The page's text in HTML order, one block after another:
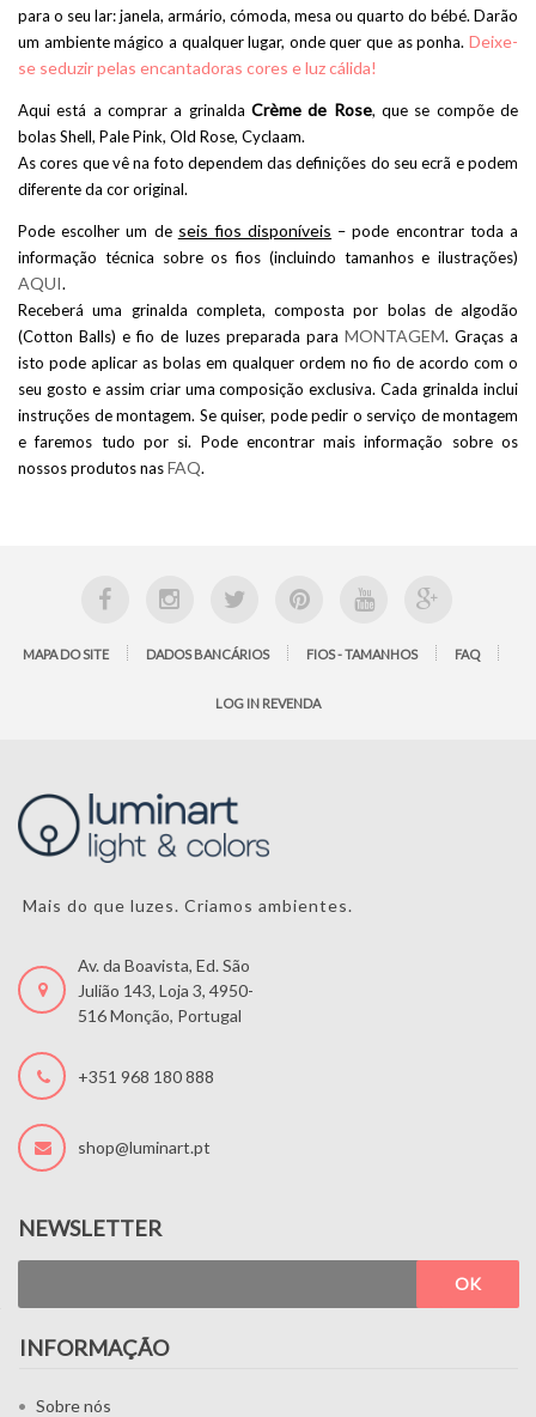
para o seu lar: janela, armário, cómoda, mesa ou quarto do bébé. Darão
um ambiente mágico a qualquer lugar, onde quer que as ponha. Deixe-
se seduzir pelas encantadoras cores e luz cálida!
Aqui está a comprar a grinalda Crème de Rose, que se compõe de
bolas Shell, Pale Pink, Old Rose, Cyclaam.
As cores que vê na foto dependem das definições do seu ecrã e podem
diferente da cor original.
Pode escolher um de seis fios disponíveis – pode encontrar toda a
informação técnica sobre os fios (incluindo tamanhos e ilustrações)
AQUI.
Receberá uma grinalda completa, composta por bolas de algodão
(Cotton Balls) e fio de luzes preparada para MONTAGEM. Graças a
isto pode aplicar as bolas em qualquer ordem no fio de acordo com o
seu gosto e assim criar uma composição exclusiva. Cada grinalda inclui
instruções de montagem. Se quiser, pode pedir o serviço de montagem
e faremos tudo por si. Pode encontrar mais informação sobre os
nossos produtos nasFAQ.
MAPA DO SITE DADOS BANCÁRIOS FIOS - TAMANHOS FAQ
LOG IN REVENDA
Mais do que luzes. Criamos ambientes.
Av. da Boavista, Ed. São
Julião 143, Loja 3, 4950-
516 Monção, Portugal
+351 968 180 888
shop@luminart.pt
NEWSLETTER
OK
INFORMAÇÃO
Sobre nós